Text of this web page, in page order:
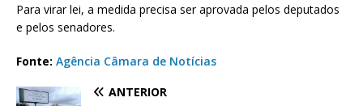
Para virar lei, a medida precisa ser aprovada pelos deputados
e pelos senadores.
Fonte: Agência Câmara de Notícias
ANTERIOR